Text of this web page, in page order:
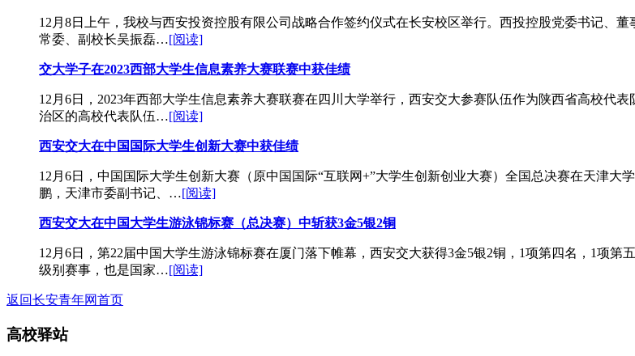
12月8日上午，我校与西安投资控股有限公司战略合作签约仪式在长安校区举行。西投控股党委书记、
常委、副校长吴振磊…[阅读]
交大学子在2023西部大学生信息素养大赛联赛中获佳绩
12月6日，2023年西部大学生信息素养大赛联赛在四川大学举行，西安交大参赛队伍作为陕西省高校代
治区的高校代表队伍…[阅读]
西安交大在中国国际大学生创新大赛中获佳绩
12月6日，中国国际大学生创新大赛（原中国国际“互联网+”大学生创新创业大赛）全国总决赛在天津
鹏，天津市委副书记、…[阅读]
西安交大在中国大学生游泳锦标赛（总决赛）中斩获3金5银2铜
12月6日，第22届中国大学生游泳锦标赛在厦门落下帷幕，西安交大获得3金5银2铜，1项第四名，1项
级别赛事，也是国家…[阅读]
返回长安青年网首页
高校驿站